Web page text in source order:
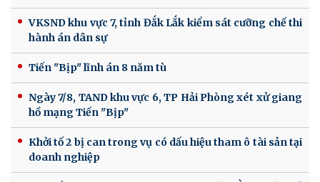
VKSND khu vực 7, tỉnh Đắk Lắk kiểm sát cưỡng chế thi
hành án dân sự
Tiến "Bịp" lĩnh án 8 năm tù
Ngày 7/8, TAND khu vực 6, TP Hải Phòng xét xử giang
hồ mạng Tiến "Bịp"
Khởi tố 2 bị can trong vụ có dấu hiệu tham ô tài sản tại
doanh nghiệp